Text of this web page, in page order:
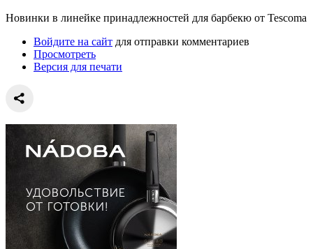
Новинки в линейке принадлежностей для барбекю от Tescoma
Войдите на сайт для отправки комментариев
Просмотреть
Версия для печати